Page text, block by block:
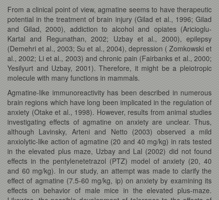
From a clinical point of view, agmatine seems to have therapeutic
potential in the treatment of brain injury (Gilad et al., 1996; Gilad
and Gilad, 2000), addiction to alcohol and opiates (Aricioglu-
Kartal and Regunathan, 2002; Uzbay et al., 2000), epilepsy
(Demehri et al., 2003; Su et al., 2004), depression ( Zomkowski et
al., 2002; Li et al., 2003) and chronic pain (Fairbanks et al., 2000;
Yesilyurt and Uzbay, 2001). Therefore, it might be a pleiotropic
molecule with many functions in mammals.
Agmatine-like immunoreactivity has been described in numerous
brain regions which have long been implicated in the regulation of
anxiety (Otake et al., 1998). However, results from animal studies
investigating effects of agmatine on anxiety are unclear. Thus,
although Lavinsky, Arteni and Netto (2003) observed a mild
anxiolytic-like action of agmatine (20 and 40 mg/kg) in rats tested
in the elevated plus maze, Uzbay and Lal (2002) did not found
effects in the pentylenetetrazol (PTZ) model of anxiety (20, 40
and 60 mg/kg). In our study, an attempt was made to clarify the
effect of agmatine (7.5-60 mg/kg, ip) on anxiety by examining its
effects on behavior of male mice in the elevated plus-maze.